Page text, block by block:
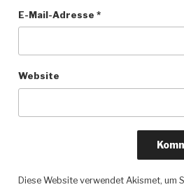
E-Mail-Adresse *
Website
Diese Website verwendet Akismet, um